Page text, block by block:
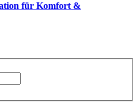
für Komfort &